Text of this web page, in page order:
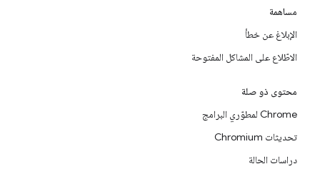
مساهمة
الإبلاغ عن خطأ
الاطّلاع على المشاكل المفتوحة
محتوى ذو صلة
Chrome لمطوّري البرامج
تحديثات Chromium
دراسات الحالة